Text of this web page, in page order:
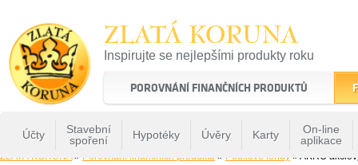
ZLATÁ KORUNA
Inspirujte se nejlepšími produkty roku
22 let tradice a kvality na finančním trhu
POROVNÁNÍ FINANČNÍCH PRODUKTŮ
Účty
Stavební
spoření
Hypotéky Úvěry Karty
On-line
aplikace
ZLATÁ KORUNA» Porovnání finančních produktů » Podílové fondy » AKRO